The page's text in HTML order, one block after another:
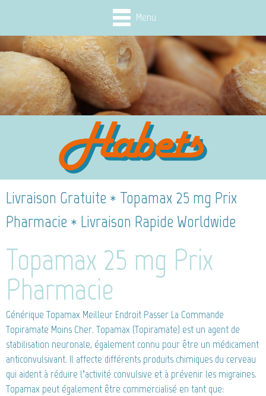
Menu
Livraison Gratuite * Topamax 25 mg Prix
Pharmacie * Livraison Rapide Worldwide
Topamax 25 mg Prix
Pharmacie
Générique Topamax Meilleur Endroit Passer La Commande
Topiramate Moins Cher. Topamax (Topiramate) est un agent de
stabilisation neuronale, également connu pour être un médicament
anticonvulsivant. Il affecte différents produits chimiques du cerveau
qui aident à réduire l’activité convulsive et à prévenir les migraines.
Topamax peut également être commercialisé en tant que: